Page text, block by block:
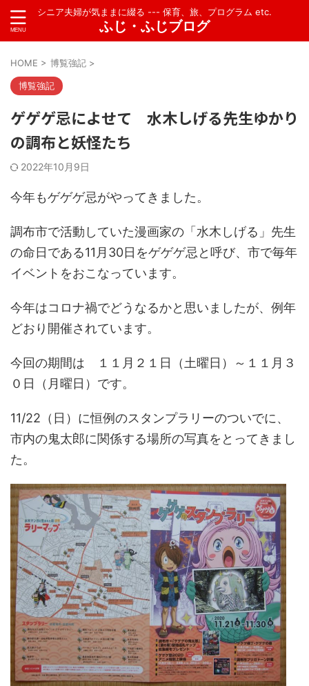
シニア夫婦が気ままに綴る --- 保育、旅、プログラム etc.
ふじ・ふじブログ
HOME > 博覧強記 >
博覧強記
ゲゲゲ忌によせて 水木しげる先生ゆかり
の調布と妖怪たち
2022年10月9日
今年もゲゲゲ忌がやってきました。
調布市で活動していた漫画家の「水木しげる」先生
の命日である11月30日をゲゲゲ忌と呼び、市で毎年
イベントをおこなっています。
今年はコロナ禍でどうなるかと思いましたが、例年
どおり開催されています。
今回の期間は １１月２１日（土曜日）～１１月３
０日（月曜日）です。
11/22（日）に恒例のスタンプラリーのついでに、
市内の鬼太郎に関係する場所の写真をとってきまし
た。